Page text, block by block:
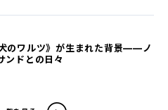
のワルツ》が生まれた背景——ノ
ンドとの日々